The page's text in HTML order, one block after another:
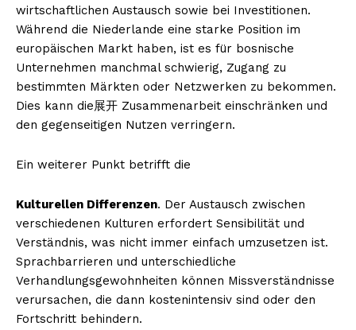
wirtschaftlichen Austausch sowie bei Investitionen.
Während die Niederlande eine starke Position im
europäischen Markt haben, ist es für bosnische
Unternehmen manchmal schwierig, Zugang zu
bestimmten Märkten oder Netzwerken zu bekommen.
Dies kann die展开 Zusammenarbeit einschränken und
den gegenseitigen Nutzen verringern.
Ein weiterer Punkt betrifft die
Kulturellen Differenzen. Der Austausch zwischen
verschiedenen Kulturen erfordert Sensibilität und
Verständnis, was nicht immer einfach umzusetzen ist.
Sprachbarrieren und unterschiedliche
Verhandlungsgewohnheiten können Missverständnisse
verursachen, die dann kostenintensiv sind oder den
Fortschritt behindern.